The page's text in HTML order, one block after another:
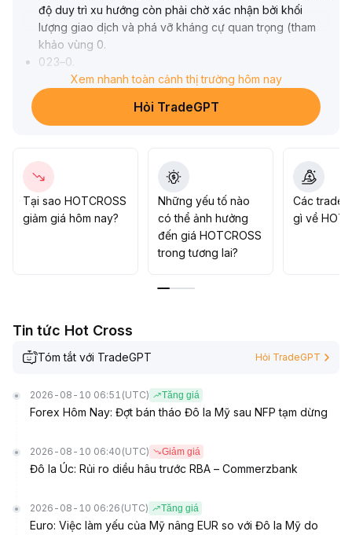
độ duy trì xu hướng còn phải chờ xác nhận bởi khối
lượng giao dịch và phá vỡ kháng cự quan trọng (tham
khảo vùng 0.
023–0
026 USDT).
Do ưu thế phe mua và bán chưa rõ ràng, nên cần quan
sát sát sao khả năng giữ vững hỗ trợ chính (gần 0
vào lệnh để đối phó với rủi ro điều chỉnh tiềm ẩn, chỉ nên
gia tăng khi thấy bứt phá tăng cùng khối lượng giao dịch
lớn.
Xem nhanh toàn cảnh thị trường hôm nay
Hỏi TradeGPT
Tại sao HOTCROSS
giảm giá hôm nay?
Những yếu tố nào
có thể ảnh hưởng
đến giá HOTCROSS
trong tương lai?
Các trader
gì về
Tin tức Hot Cross
Tóm tắt với TradeGPT Hỏi TradeGPT
2026-08-10 06:51 (UTC) Tăng giá
Forex Hôm Nay: Đợt bán tháo Đô la Mỹ sau NFP tạm dừng
2026-08-10 06:40 (UTC) Giảm giá
Đô la Úc: Rủi ro diều hâu trước RBA – Commerzbank
2026-08-10 06:26 (UTC) Tăng giá
Euro: Việc làm yếu của Mỹ nâng EUR so với Đô la Mỹ do